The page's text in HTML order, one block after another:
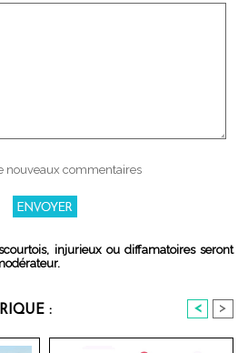
nouveaux commentaires
injurieux ou diffamatoires seront
: < >